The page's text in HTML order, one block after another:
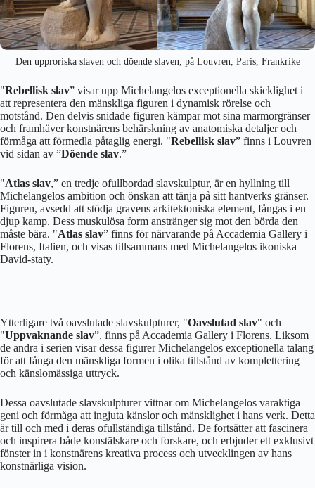
Den upproriska slaven och döende slaven, på Louvren, Paris, Frankrike
"Rebellisk slav” visar upp Michelangelos exceptionella skicklighet i
att representera den mänskliga figuren i dynamisk rörelse och
motstånd. Den delvis snidade figuren kämpar mot sina marmorgränser
och framhäver konstnärens behärskning av anatomiska detaljer och
förmåga att förmedla påtaglig energi. "Rebellisk slav” finns i Louvren
vid sidan av ”Döende slav.”
"Atlas slav,” en tredje ofullbordad slavskulptur, är en hyllning till
Michelangelos ambition och önskan att tänja på sitt hantverks gränser.
Figuren, avsedd att stödja gravens arkitektoniska element, fångas i en
djup kamp. Dess muskulösa form anstränger sig mot den börda den
måste bära. "Atlas slav” finns för närvarande på Accademia Gallery i
Florens, Italien, och visas tillsammans med Michelangelos ikoniska
David-staty.
Ytterligare två oavslutade slavskulpturer, "Oavslutad slav" och
"Uppvaknande slav”, finns på Accademia Gallery i Florens. Liksom
de andra i serien visar dessa figurer Michelangelos exceptionella talang
för att fånga den mänskliga formen i olika tillstånd av komplettering
och känslomässiga uttryck.
Dessa oavslutade slavskulpturer vittnar om Michelangelos varaktiga
geni och förmåga att ingjuta känslor och mänsklighet i hans verk. Detta
är till och med i deras ofullständiga tillstånd. De fortsätter att fascinera
och inspirera både konstälskare och forskare, och erbjuder ett exklusivt
fönster in i konstnärens kreativa process och utvecklingen av hans
konstnärliga vision.